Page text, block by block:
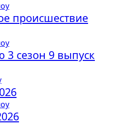
происшествие
3 сезон 9 выпуск